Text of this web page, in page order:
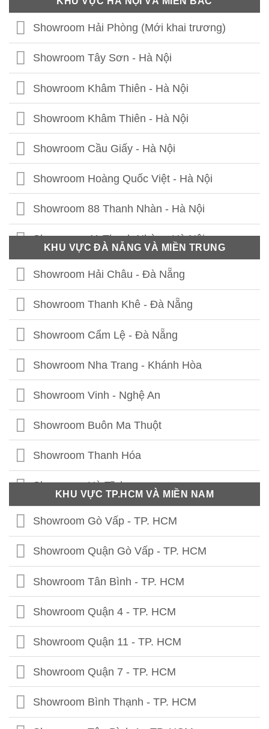
Showroom Hải Phòng (Mới khai trương)
Showroom Tây Sơn - Hà Nội
Showroom Khâm Thiên - Hà Nội
Showroom Khâm Thiên - Hà Nội
Showroom Cầu Giấy - Hà Nội
Showroom Hoàng Quốc Việt - Hà Nội
Showroom 88 Thanh Nhàn - Hà Nội
Showroom 41 Thanh Nhàn - Hà Nội
Showroom Thái Thịnh - Hà Nội
Showroom Lê Chân - Hải Phòng
Showroom Hạ Long - Quảng Ninh
Showroom Bắc Ninh
Showroom Hưng Yên
Showroom Thái Bình
Showroom Vĩnh Phúc
Showroom Thái Nguyên
Showroom Phú Thọ
Showroom Tuyên Quang
Showroom Hà Giang
Showroom Cao Bằng
Showroom Lạng Sơn
Showroom Bắc Kạn
Showroom Bắc Giang
Showroom Lào Cai
KHU VỰC ĐÀ NẴNG VÀ MIỀN TRUNG
Showroom Hải Châu - Đà Nẵng
Showroom Thanh Khê - Đà Nẵng
Showroom Cẩm Lệ - Đà Nẵng
Showroom Nha Trang - Khánh Hòa
Showroom Vinh - Nghệ An
Showroom Buôn Ma Thuột
Showroom Thanh Hóa
Showroom Hà Tĩnh
Showroom Quảng Bình
Showroom Quảng Trị
Showroom Thừa Thiên Huế
Showroom Quảng Nam
Showroom Quảng Ngãi
Showroom Bình Định
Showroom Phú Yên
Showroom Ninh Thuận
KHU VỰC TP.HCM VÀ MIỀN NAM
Showroom Gò Vấp - TP. HCM
Showroom Quận Gò Vấp - TP. HCM
Showroom Tân Bình - TP. HCM
Showroom Quận 4 - TP. HCM
Showroom Quận 11 - TP. HCM
Showroom Quận 7 - TP. HCM
Showroom Bình Thạnh - TP. HCM